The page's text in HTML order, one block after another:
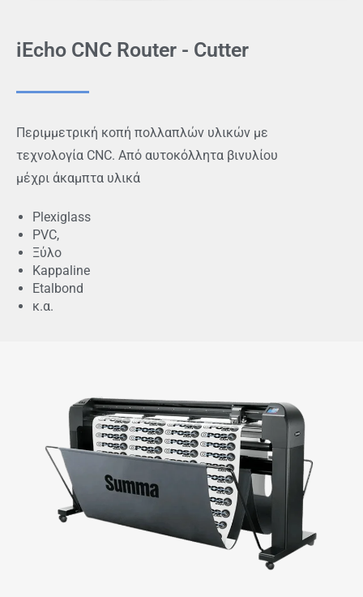
iEcho CNC Router - Cutter
Περιμμετρική κοπή πολλαπλών υλικών με
τεχνολογία CNC. Από αυτοκόλλητα βινυλίου
μέχρι άκαμπτα υλικά
Plexiglass
PVC,
Ξύλο
Kappaline
Etalbond
κ.α.